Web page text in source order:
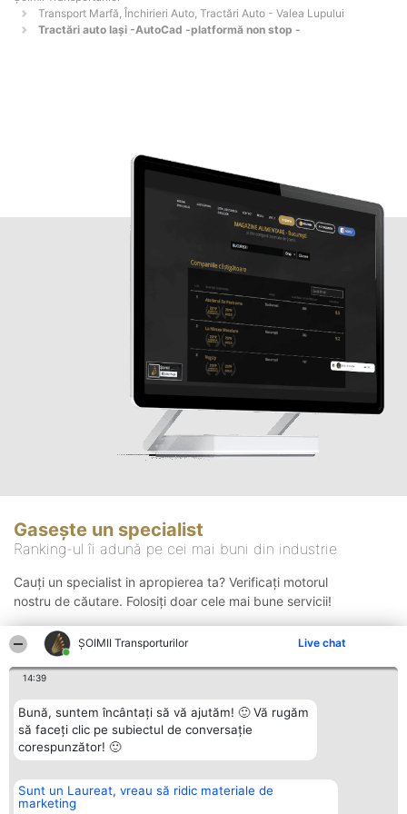
ȘOIMII Transporturilor Live chat
14:39
Bună, suntem încântați să vă ajutăm! 🙂 Vă rugăm
să faceți clic pe subiectul de conversație
corespunzător! 🙂
Sunt un Laureat, vreau să ridic materiale de
marketing
Transport Marfă, Închirieri Auto, Tractări Auto - Valea Lupului
Tractări auto Iași -AutoCad -platformă non stop -
Gasește un specialist
Ranking-ul îi adună pe cei mai buni din industrie
Cauți un specialist in apropierea ta? Verificați motorul
nostru de căutare. Folosiți doar cele mai bune servicii!
Organizator Ranking
BRIGHT SOLUTIONS BR SRL
Plebiscyt Contact